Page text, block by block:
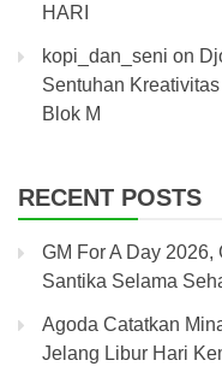
HARI
kopi_dan_seni on
Sentuhan
Blok M
RECENT POSTS
GM For A Day
Santika Selama
Agoda Catatkan
Jelang Libur Hari